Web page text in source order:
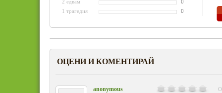
2 едвам
0
1 трагедия
0
ОЦЕНИ И КОМЕНТИРАЙ
anonymous